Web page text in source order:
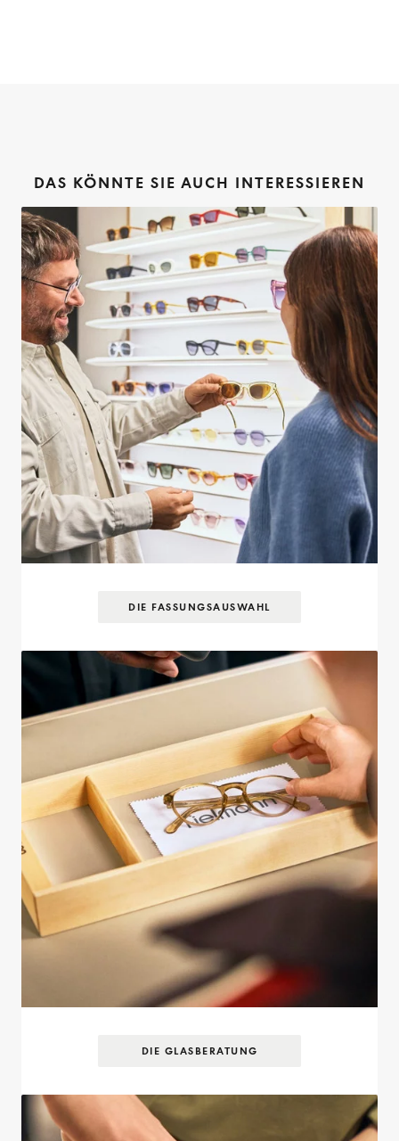
DAS KÖNNTE SIE AUCH INTERESSIEREN
DIE FASSUNGS­AUSWAHL
DIE GLASBERATUNG